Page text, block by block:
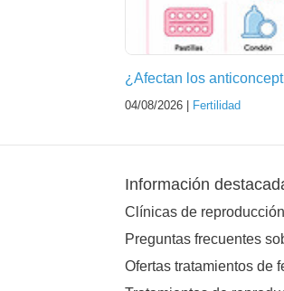
¿Afectan los
04/08/2026 | Fertilidad
Información
Clínicas de
Preguntas frecuentes
Ofertas tratamientos de